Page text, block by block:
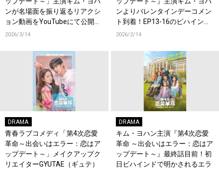
ンが名場面を振り返るリアクシ
ョン動画をYouTubeにて公開！
ホワイトデーコメントも到着！
2026/3/14
ンよりバレンタインデーコメン
ト到着！EP13-16のビハインド
映像もYouTubeにて特別公開！
2026/2/14
DRAMA
青春ラブコメディ「第4次恋愛
革命～出会いはエラー：恋はア
ップデート～」メイクアップク
リエイターGYUTAE（ギュテ）
DRAMA
キム・ヨハン主演『第4次恋愛
革命 ～出会いはエラー：恋はア
ップデート～』最終話目前！初
日ビハインドで明かされるエラ